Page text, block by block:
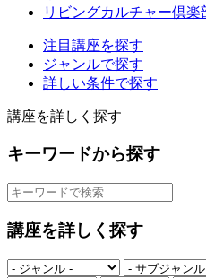
リビングカルチャー倶楽
注目講座を探す
ジャンルで探す
詳しい条件で探す
講座を詳しく探す
キーワードから探す
講座を詳しく探す